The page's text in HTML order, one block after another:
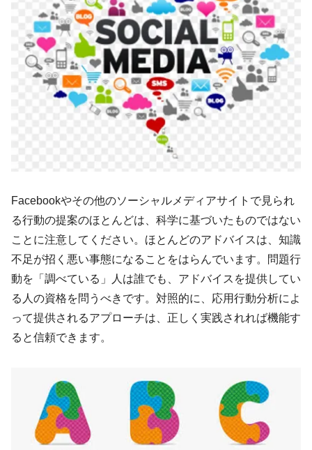
Facebookやその他のソーシャルメディアサイトで見られ
る行動の提案のほとんどは、科学に基づいたものではない
ことに注意してください。ほとんどのアドバイスは、知識
不足が招く悪い事態になることをはらんでいます。問題行
動を「調べている」人は誰でも、アドバイスを提供してい
る人の資格を問うべきです。対照的に、応用行動分析によ
って提供されるアプローチは、正しく実践されれば機能す
ると信頼できます。